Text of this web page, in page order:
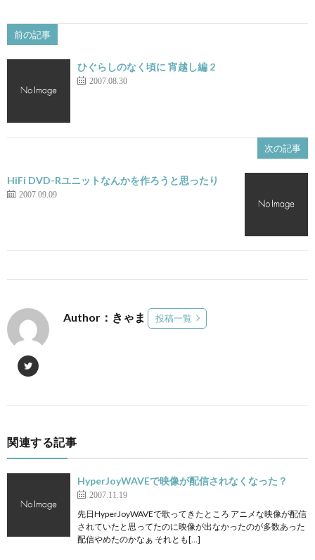
前の記事
ひぐらしのなく頃に 宵越し編 2
2007.08.30
次の記事
HiFi DVD-Rユニットなんかを作ろうと思ったり
2007.09.09
Author：きゃま 投稿一覧
関連する記事
HyperJoyWAVEで映像が配信されなくなった？
2007.11.19
先日HyperJoyWAVEで歌ってきたところ アニメな映像が配信
されていたと思ってたのに映像が出なかったのが多数あった
配信やめたのかなぁ それとも[…]